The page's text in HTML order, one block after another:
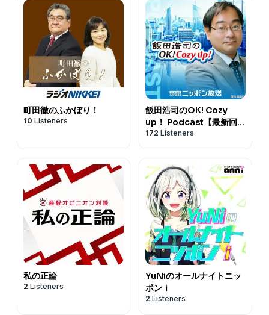
町田徹のふかぼり！
10 Listeners
飯田浩司のOK! Cozy
up！ Podcast【最新回の
み】
172 Listeners
私の正論
2 Listeners
YuNiのオールナイトニッ
ポンｉ
2 Listeners